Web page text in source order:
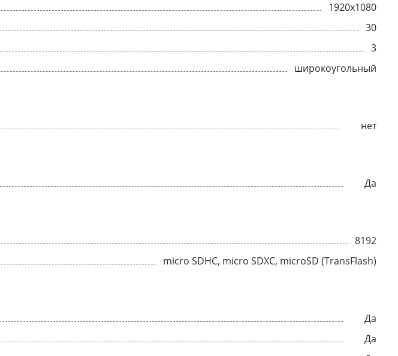
1920x1080
30
3
широкоугольный
нет
Да
8192
micro SDHC, micro SDXC, microSD (TransFlash)
Да
Да